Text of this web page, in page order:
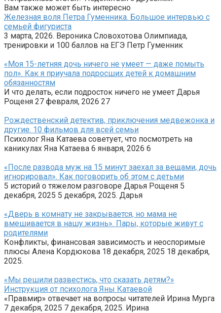
Вам также может быть интересно
Железная воля Петра Гуменника. Большое интервью с
семьей фигуриста
3 марта, 2026. Вероника Словохотова Олимпиада,
тренировки и 100 баллов на ЕГЭ Петр Гуменник
«Моя 15-летняя дочь ничего не умеет — даже помыть
пол». Как я приучала подросших детей к домашним
обязанностям
И что делать, если подросток ничего не умеет Дарья
Рощеня 27 февраля, 2026 27
Рождественский детектив, приключения медвежонка и
другие. 10 фильмов для всей семьи
Психолог Яна Катаева советует, что посмотреть на
каникулах Яна Катаева 6 января, 2026 6
«После развода муж на 15 минут заехал за вещами, дочь
игнорировал». Как поговорить об этом с детьми
5 историй о тяжелом разговоре Дарья Рощеня 5
декабря, 2025 5 декабря, 2025. Дарья
«Дверь в комнату не закрывается, но мама не
вмешивается в нашу жизнь». Пары, которые живут с
родителями
Конфликты, финансовая зависимость и неоспоримые
плюсы Алена Кордюкова 18 декабря, 2025 18 декабря,
2025.
«Мы решили развестись, что сказать детям?»
Инструкция от психолога Яны Катаевой
«Правмир» отвечает на вопросы читателей Ирина Мурга
7 декабря, 2025 7 декабря, 2025. Ирина